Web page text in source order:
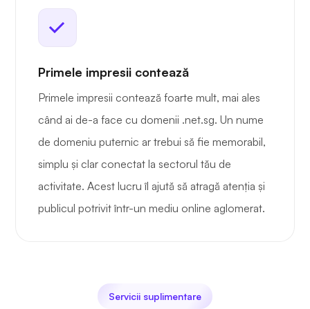
Primele impresii contează
Primele impresii contează foarte mult, mai ales
când ai de-a face cu domenii .net.sg. Un nume
de domeniu puternic ar trebui să fie memorabil,
simplu și clar conectat la sectorul tău de
activitate. Acest lucru îl ajută să atragă atenția și
publicul potrivit într-un mediu online aglomerat.
Servicii suplimentare